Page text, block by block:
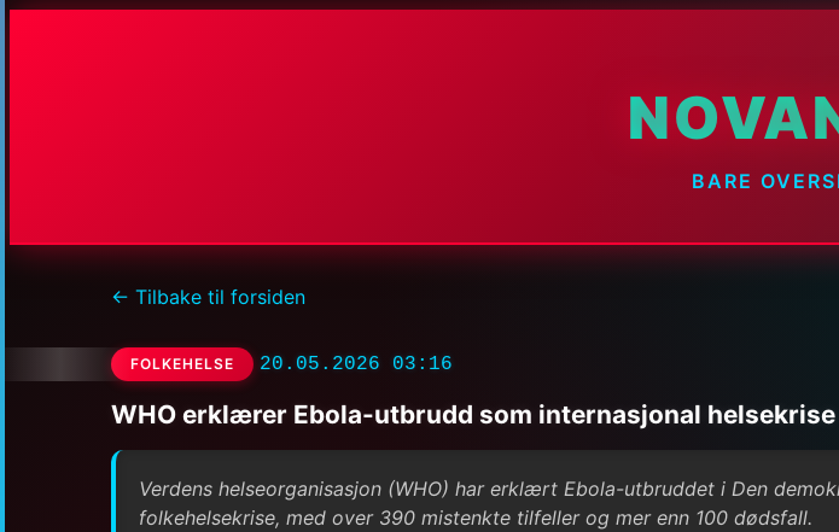
BARE
← Tilbake til forsiden
FOLKEHELSE 20.05.2026 03:16
WHO erklærer Ebola-utbrudd som internasjonal helsekrise
Verdens helseorganisasjon (WHO) har erklært Ebola-utbruddet i Den
folkehelsekrise, med over 390 mistenkte tilfeller og mer enn 100 dødsfall.